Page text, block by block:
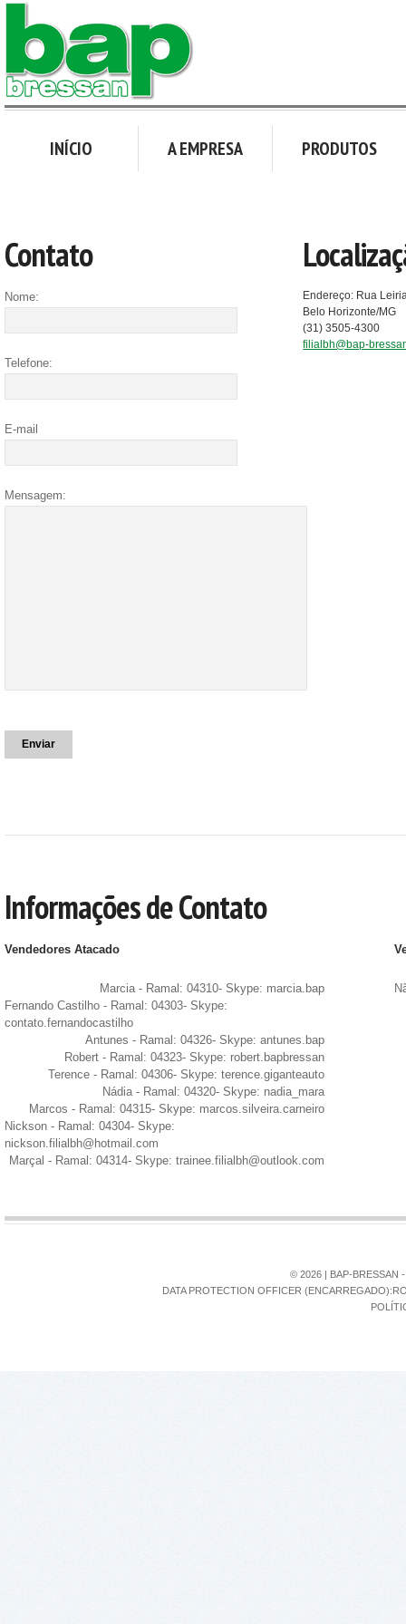
INÍCIO A EMPRESA PRODUTOS
Contato
Nome:
Telefone:
E-mail
Mensagem:
Endereço: Rua
Belo Horizonte/MG
(31) 3505-4300
filialbh@bap-
Informações de Contato
Vendedores Atacado
Marcia - Ramal: 04310- Skype: marcia.bap
Fernando Castilho - Ramal: 04303- Skype:
contato.fernandocastilho
Antunes - Ramal: 04326- Skype: antunes.bap
Robert - Ramal: 04323- Skype: robert.bapbressan
Terence - Ramal: 04306- Skype: terence.giganteauto
Nádia - Ramal: 04320- Skype: nadia_mara
Marcos - Ramal: 04315- Skype: marcos.silveira.carneiro
Nickson - Ramal: 04304- Skype:
nickson.filialbh@hotmail.com
Marçal - Ramal: 04314- Skype: trainee.filialbh@outlook.com
© 2026| BAP-BRESSAN
DATA PROTECTION OFFICER